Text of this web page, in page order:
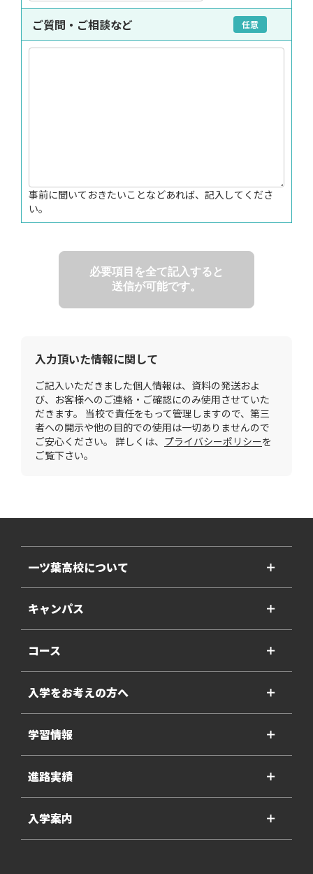
ご質問・ご相談など 任意
事前に聞いておきたいことなどあれば、記入してくださ
い。
必要項目を全て記入すると
送信が可能です。
入力頂いた情報に関して
ご記入いただきました個人情報は、資料の発送およ
び、お客様へのご連絡・ご確認にのみ使用させていた
だきます。 当校で責任をもって管理しますので、第三
者への開示や他の目的での使用は一切ありませんので
ご安心ください。 詳しくは、 プライバシーポリシーを
ご覧下さい。
一ツ葉高校について ＋
キャンパス ＋
コース ＋
入学をお考えの方へ ＋
学習情報 ＋
進路実績 ＋
入学案内 ＋